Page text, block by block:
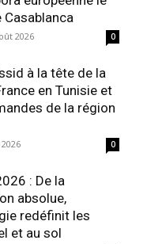
2026 0
à la tête de la
en Tunisie et
de la région
0
: De la
absolue,
redéfinit les
et au sol